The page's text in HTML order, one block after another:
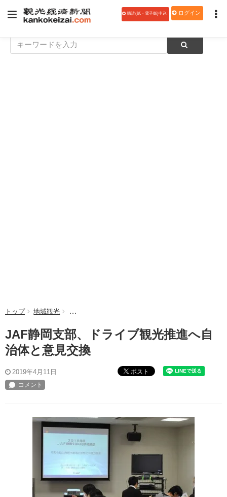
購読(紙・電子版)申込 ログイン
トップ 地域観光 JAF静岡支部、ドライブ観光推進へ自治体と意見交換
JAF静岡支部、ドライブ観光推進へ自
治体と意見交換
2019年4月11日 ポスト